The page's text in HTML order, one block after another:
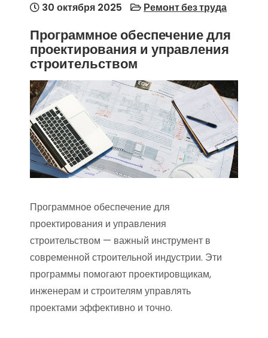
30 октября 2025 Ремонт без труда
Программное обеспечение для
проектирования и управления
строительством
Программное обеспечение для
проектирования и управления
строительством — важный инструмент в
современной строительной индустрии. Эти
программы помогают проектировщикам,
инженерам и строителям управлять
проектами эффективно и точно.